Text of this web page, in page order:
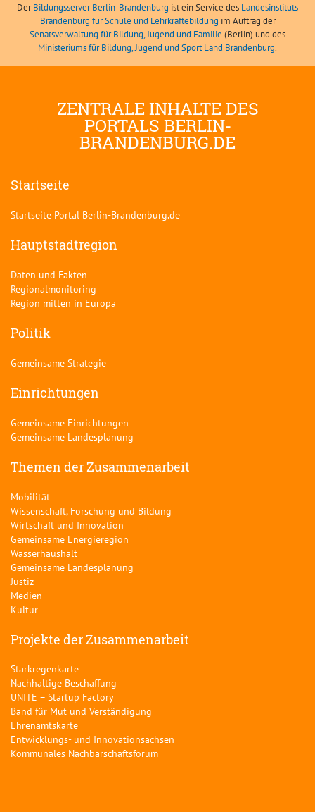
DerBildungsserver Berlin-Brandenburg ist ein Service des Landesinstituts
Brandenburg für Schule und Lehrkräftebildung im Auftrag der
Senatsverwaltung für Bildung, Jugend und Familie (Berlin) und des
Ministeriums für Bildung, Jugend und Sport Land Brandenburg.
ZENTRALE INHALTE DES
PORTALS BERLIN-
BRANDENBURG.DE
Startseite
Startseite Portal Berlin-Brandenburg.de
Hauptstadtregion
Daten und Fakten
Regionalmonitoring
Region mitten in Europa
Politik
Gemeinsame Strategie
Einrichtungen
Gemeinsame Einrichtungen
Gemeinsame Landesplanung
Themen der Zusammenarbeit
Mobilität
Wissenschaft, Forschung und Bildung
Wirtschaft und Innovation
Gemeinsame Energieregion
Wasserhaushalt
Gemeinsame Landesplanung
Justiz
Medien
Kultur
Projekte der Zusammenarbeit
Starkregenkarte
Nachhaltige Beschaffung
UNITE – Startup Factory
Band für Mut und Verständigung
Ehrenamtskarte
Entwicklungs- und Innovationsachsen
Kommunales Nachbarschaftsforum